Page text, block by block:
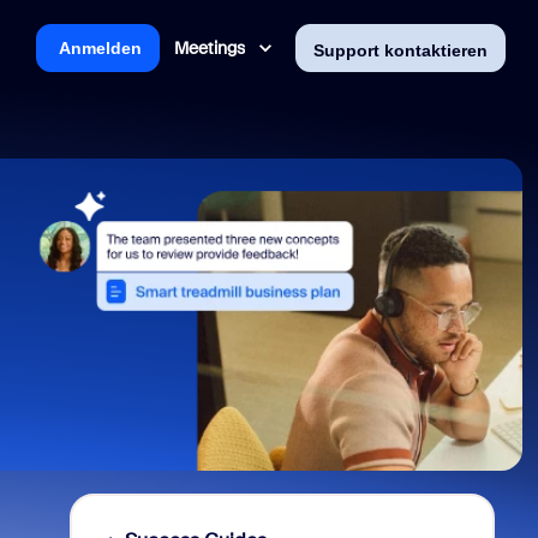
Meetings Support kontaktieren
Anmelden